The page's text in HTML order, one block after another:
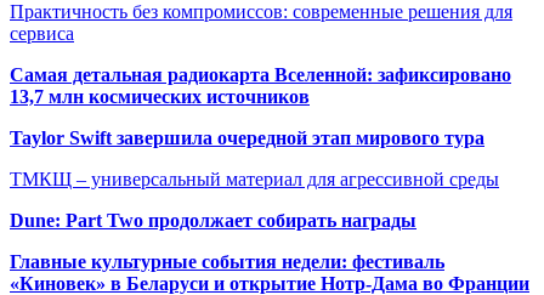
Практичность без компромиссов: современные решения для
сервиса
Самая детальная радиокарта Вселенной: зафиксировано
13,7 млн космических источников
Taylor Swift завершила очередной этап мирового тура
ТМКЩ – универсальный материал для агрессивной среды
Dune: Part Two продолжает собирать награды
Главные культурные события недели: фестиваль
«Киновек» в Беларуси и открытие Нотр-Дама во Франции